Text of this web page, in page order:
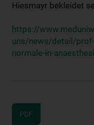
Hiesmayr bekleidet
https://
uns/news/detail/
normale-in-
PDF